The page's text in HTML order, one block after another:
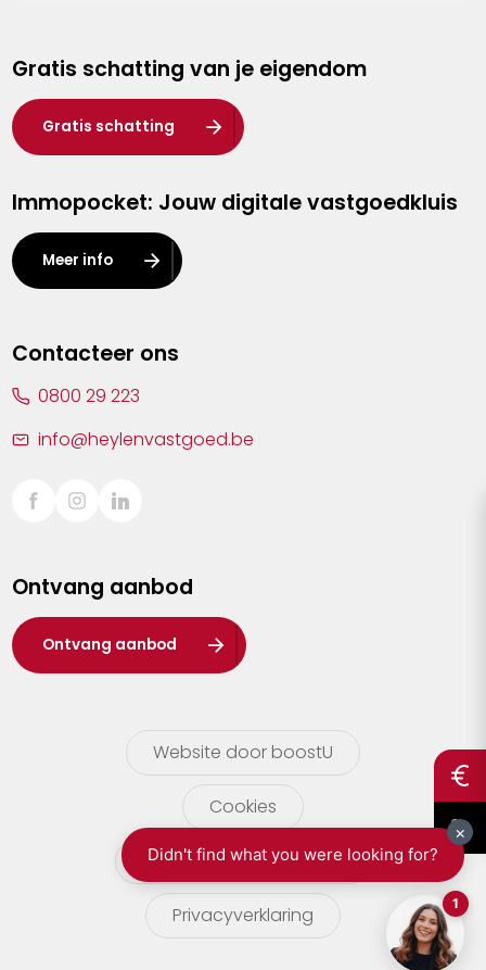
Hasselt
Heist-op-den-Berg
Herentals
Kalmthout
Leuven
Lier
Sint-Truiden
Waasland
Wuustwezel
Zoersel
Gratis schatting van je eigendom
Gratis schatting
Immopocket: Jouw digitale vastgoedkluis
Meer info
Contacteer ons
0800 29 223
info@heylenvastgoed.be
Ontvang aanbod
Ontvang aanbod
Website door boostU
Cookies
gebruikersvoorwaarden
Privacyverklaring